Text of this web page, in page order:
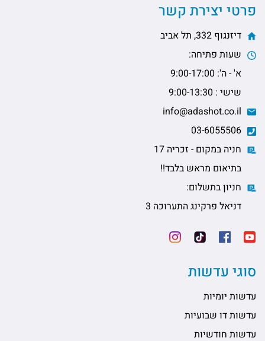
פרטי יצירת קשר
דיזנגוף 332, תל אביב
שעות פתיחה:
א' - ה': 9:00-17:00
שישי : 9:00-13:30
חניה במקום - זכריה 17
בתיאום מראש בלבד!!
חניון בתשלום:
דניאל פרקינג התערוכה 3
סוגי עדשות
עדשות יומיות
עדשות דו שבועיות
עדשות חודשיות